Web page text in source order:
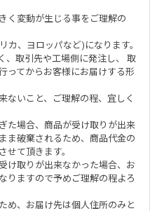
く変動が生じる事をご理解の
カ、ヨロッパなど)になります。
、取引先や工場側に発注し、 取
ってからお客様にお届けする形
ないこと、ご理解の程、宜しく
た場合、商品が受け取りが出来
ま破棄されるため、商品代金の
せて頂きます。
け取りが出来なかった場合、お
りますので予めご理解の程よろ
め、お届け先は個人住所のみと